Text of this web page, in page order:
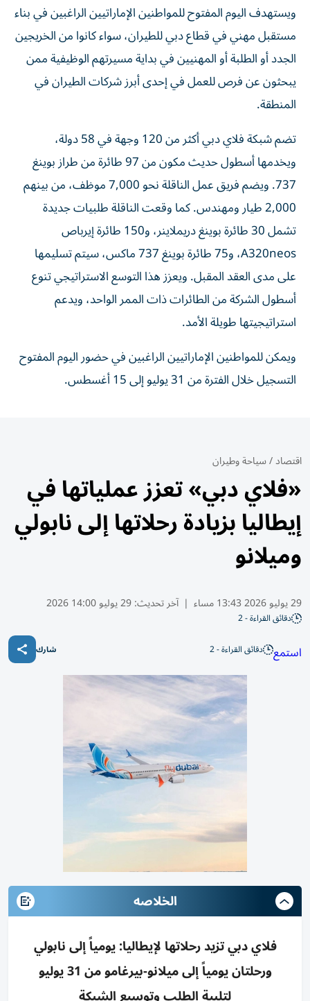
ويستهدف اليوم المفتوح للمواطنين الإماراتيين الراغبين في بناء
مستقبل مهني في قطاع دبي للطيران، سواء كانوا من الخريجين
الجدد أو الطلبة أو المهنيين في بداية مسيرتهم الوظيفية ممن
يبحثون عن فرص للعمل في إحدى أبرز شركات الطيران في
المنطقة.
تضم شبكة فلاي دبي أكثر من 120 وجهة في 58 دولة،
ويخدمها أسطول حديث مكون من 97 طائرة من طراز بوينغ
737. ويضم فريق عمل الناقلة نحو 7,000 موظف، من بينهم
2,000 طيار ومهندس. كما وقعت الناقلة طلبيات جديدة
تشمل 30 طائرة بوينغ دريملاينر، و150 طائرة إيرباص
A320neos، و75 طائرة بوينغ 737 ماكس، سيتم تسليمها
على مدى العقد المقبل. ويعزز هذا التوسع الاستراتيجي تنوع
أسطول الشركة من الطائرات ذات الممر الواحد، ويدعم
استراتيجيتها طويلة الأمد.
ويمكن للمواطنين الإماراتيين الراغبين في حضور اليوم المفتوح
التسجيل خلال الفترة من 31 يوليو إلى 15 أغسطس.
اقتصاد/سياحة وطيران
«فلاي دبي» تعزز عملياتها في
إيطاليا بزيادة رحلاتها إلى نابولي
وميلانو
29 يوليو 2026 13:43 مساء | آخر تحديث:29 يوليو 14:00 2026
دقائق القراءة - 2
استمع دقائق القراءة - 2 شارك
الخلاصه
فلاي دبي تزيد رحلاتها لإيطاليا: يومياً إلى نابولي
ورحلتان يومياً إلى ميلانو-بيرغامو من 31 يوليو